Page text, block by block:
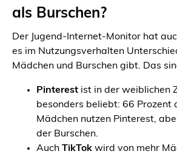
als Burschen?
Der Jugend-Internet-Monitor hat
es im Nutzungsverhalten
Mädchen und Burschen gibt. Das
Pinterest ist in der weiblichen
besonders beliebt: 66 Prozent
Mädchen nutzen Pinterest,
der Burschen.
Auch TikTok wird von mehr